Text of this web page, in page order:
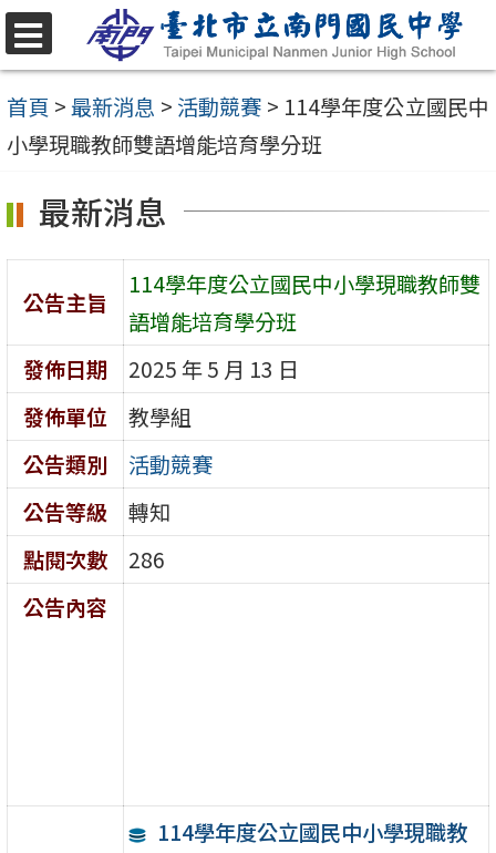
跳
至
主
要
容
選
單
首頁 >最新消息 > 活動競賽 > 114學年度公立國民中
小學現職教師雙語增能培育學分班
最新消息
公告主旨
114學年度公立國民中小學現職教師雙
語增能培育學分班
發佈日期
2025 年 5 月 13 日
發佈單位
教學組
公告類別
活動競賽
公告等級
轉知
點閱次數
286
公告內容
114學年度公立國民中小學現職教